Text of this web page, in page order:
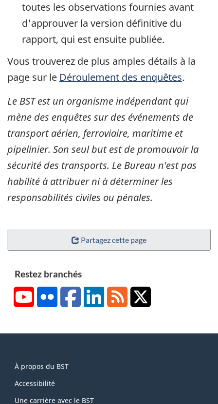
toutes les observations fournies avant
d'approuver la version définitive du
rapport, qui est ensuite publiée.
Vous trouverez de plus amples détails à la
page sur le Déroulement des enquêtes.
Le BST est un organisme indépendant qui
mène des enquêtes sur des événements de
transport aérien, ferroviaire, maritime et
pipelinier. Son seul but est de promouvoir la
sécurité des transports. Le Bureau n'est pas
habilité à attribuer ni à déterminer les
responsabilités civiles ou pénales.
Partagez cette page
Restez branchés
YouTubeFlickr FacebookLinkedInRSS
this
site
À propos du BST
Accessibilité
Une carrière avec le BST